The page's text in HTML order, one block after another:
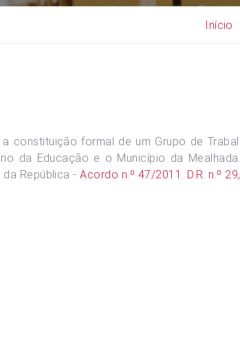
Início
constituição formal de um Grupo de
da Educação e o Município da
da República -Acordo n.º 47/2011. D.R. n.º